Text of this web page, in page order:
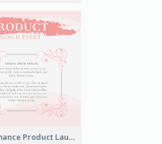
Pink Romance Product Launch Event